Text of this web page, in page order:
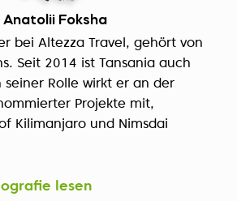
Anatolii Foksha
bei Altezza Travel, gehört von
Seit 2014 ist Tansania auch
seiner Rolle wirkt er an der
Projekte mit,
Kilimanjaro und Nimsdai
lesen